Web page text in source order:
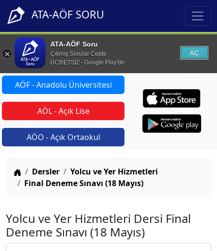
ATA-AÖF SORU
ATA-AÖF Soru
Çıkmış Sorular Cepte
ÜCRETSİZ - Google Play'de
AÇ
AÖF - Anadolu Üniversitesi
AÖL - Açık Lise
AÖO - Açık Ortaokul
Anasayfa
Dersler
Yolcu ve Yer Hizmetleri
Final Deneme Sınavı (18 Mayıs)
Yolcu ve Yer Hizmetleri Dersi Final
Deneme Sınavı (18 Mayıs)